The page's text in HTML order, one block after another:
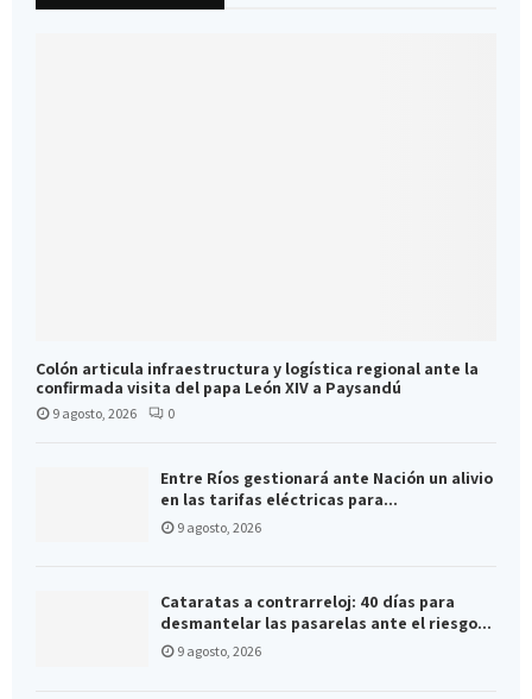
Colón articula infraestructura y logística regional ante la
confirmada visita del papa León XIV a Paysandú
9 agosto, 2026 0
Entre Ríos gestionará ante Nación un alivio
en las tarifas eléctricas para...
9 agosto, 2026
Cataratas a contrarreloj: 40 días para
desmantelar las pasarelas ante el riesgo...
9 agosto, 2026